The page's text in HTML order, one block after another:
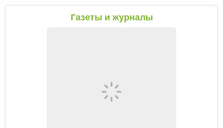
Газеты и журналы